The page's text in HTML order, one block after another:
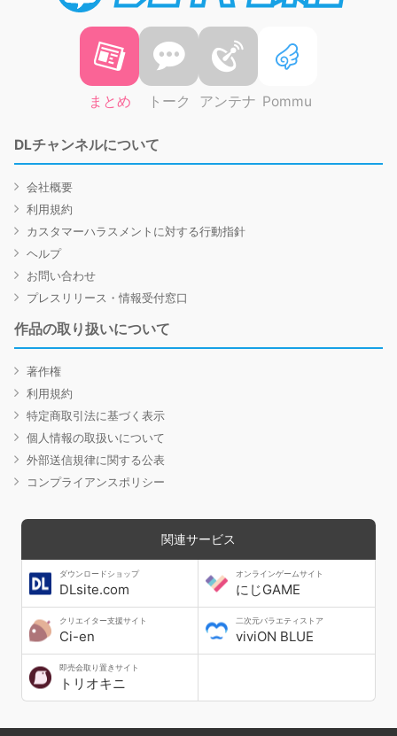
まとめ トーク アンテナ Pommu
DLチャンネルについて
会社概要
利用規約
カスタマーハラスメントに対する行動指針
ヘルプ
お問い合わせ
プレスリリース・情報受付窓口
作品の取り扱いについて
著作権
利用規約
特定商取引法に基づく表示
個人情報の取扱いについて
外部送信規律に関する公表
コンプライアンスポリシー
関連サービス
ダウンロードショップ
DLsite.com
オンラインゲームサイト
にじGAME
クリエイター支援サイト
Ci-en
二次元バラエティストア
viviON BLUE
即売会取り置きサイト
トリオキニ